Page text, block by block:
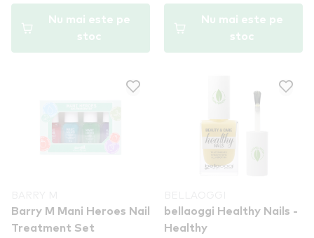
Nu mai este pe
stoc
Nu mai este pe
stoc
Barry M Mani Heroes Nail
Treatment Set
bellaoggi Healthy Nails -
Healthy